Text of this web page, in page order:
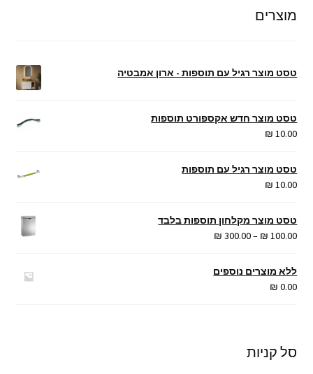
מוצרים
טסט מוצר רגיל עם תוספות - ארון אמבטיה
טסט מוצר חדש אקספורט תוספות
₪ 10.00
טסט מוצר רגיל עם תוספות
₪ 10.00
טסט מוצר מקלחון תוספות בלבד
₪ 100.00
–
₪ 300.00
טווח
ללא מוצרים נוספים
₪ 0.00
סל קניות